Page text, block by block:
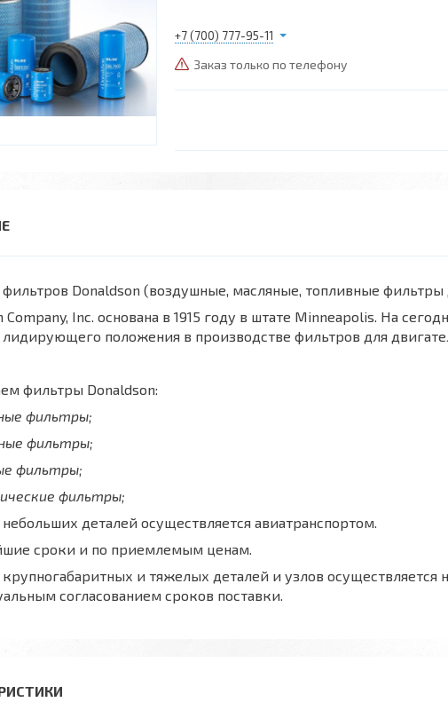
+7 (700) 777-95-11
Заказ только по телефону
Donaldson (воздушные, масляные, топливные фильтры
Company, Inc. основана в 1915 году в штате Minneapolis. На
лидирующего положения в производстве фильтров для
фильтры Donaldson:
фильтры;
фильтры;
фильтры;
фильтры;
деталей осуществляется авиатранспортом.
сроки и по приемлемым ценам.
крупногабаритных и тяжелых деталей и узлов осуществляется
согласованием сроков поставки.